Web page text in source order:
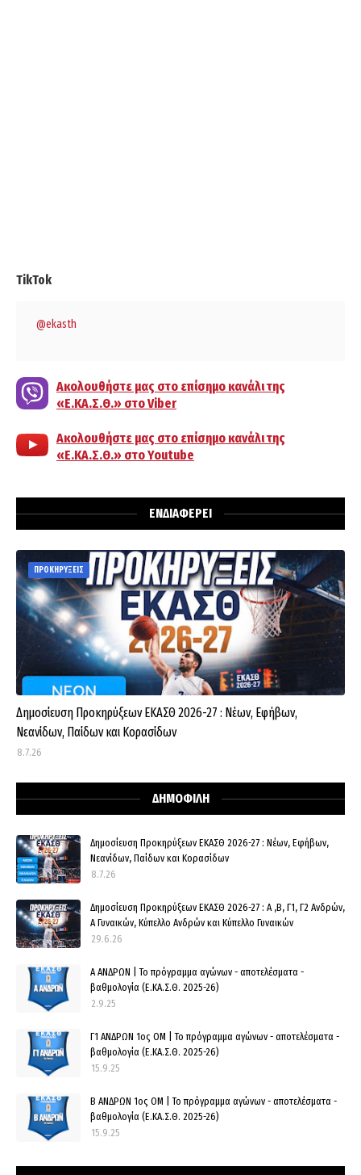
TikTok
@ekasth
Ακολουθήστε μας στο επίσημο κανάλι της
«Ε.ΚΑ.Σ.Θ.» στο Viber
Ακολουθήστε μας στο επίσημο κανάλι της
«Ε.ΚΑ.Σ.Θ.» στο Youtube
ΕΝΔΙΑΦΕΡΕΙ
ΠΡΟΚΗΡΥΞΕΙΣ
Δημοσίευση Προκηρύξεων ΕΚΑΣΘ 2026-27 : Νέων, Εφήβων,
Νεανίδων, Παίδων και Κορασίδων
8.7.26
ΔΗΜΟΦΙΛΗ
Δημοσίευση Προκηρύξεων ΕΚΑΣΘ 2026-27 : Νέων, Εφήβων,
Νεανίδων, Παίδων και Κορασίδων
8.7.26
Δημοσίευση Προκηρύξεων ΕΚΑΣΘ 2026-27 : Α ,Β, Γ1, Γ2 Ανδρών,
Α Γυναικών, Κύπελλο Ανδρών και Κύπελλο Γυναικών
29.6.26
Α ΑΝΔΡΩΝ | Το πρόγραμμα αγώνων - αποτελέσματα -
βαθμολογία (Ε.ΚΑ.Σ.Θ. 2025-26)
2.9.25
Γ1 ΑΝΔΡΩΝ 1ος ΟΜ | Το πρόγραμμα αγώνων - αποτελέσματα -
βαθμολογία (Ε.ΚΑ.Σ.Θ. 2025-26)
15.9.25
Β ΑΝΔΡΩΝ 1ος ΟΜ | Το πρόγραμμα αγώνων - αποτελέσματα -
βαθμολογία (Ε.ΚΑ.Σ.Θ. 2025-26)
15.9.25